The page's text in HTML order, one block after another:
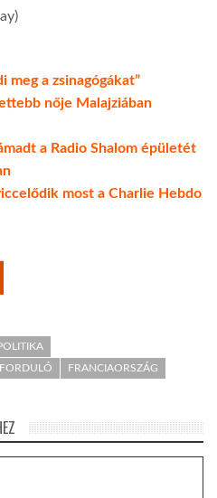
meg a zsinagógákat”
nője Malajziában
a Radio Shalom épületét
most a Charlie Hebdo
FRANCIAORSZÁG